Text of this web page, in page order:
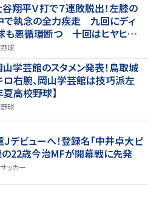
翔平Ｖ打で７連敗脱出！左膝の
で執念の全力疾走 九回にディ
も悪循環断つ 十回はヒヤヒヤ
野球
学芸館のスタメン発表！鳥取城
右腕、岡山学芸館は技巧派左
高校野球】
野球
デビューへ！登録名「中井卓大ピ
の22歳今治MFが開幕戦に先発
サッカー